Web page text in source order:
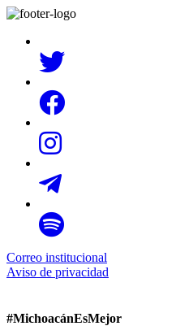
Correo institucional
Aviso de privacidad
#MichoacánEsMejor